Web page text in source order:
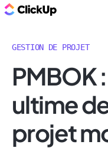
GESTION DE PROJET
PMBOK
ultime
projet